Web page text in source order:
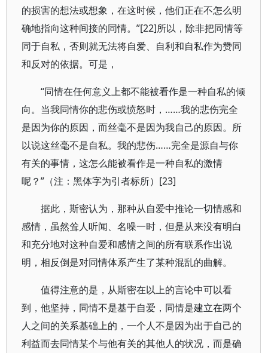
的损害的想法或想象，在这时候，他们正在不怎么明
确地指向这种间接的同情。”[22]所以，除非把同情等
同于自私，否则就无法将自爱、自利和自私作为赞同
和反对的依据。可是，
“同情在任何意义上都不能被看作是一种自私的倾
向。当我同情你的悲伤或愤怒时，……我的悲伤完全
是因为你的原因，而丝毫不是因为我自己的原因。所
以说这丝毫不是自私。我的悲伤……完全是源自与你
有关的事情，这怎么能被看作是一种自私的激情
呢？”（注：黑体字为引者标所）[23]
据此，斯密认为，那种从自爱中推论一切情感和
感情，虽然耸人听闻、名噪一时，但是从来没有明白
和充分地对这种自爱和感情之间的所有联系作出说
明，相反倒是对同情体系产生了某种混乱的曲解。
值得注意的是，从斯密在以上的言论中可以看
到，他坚持，同情不是基于自爱，同情是建立在两个
人之间的关系基础上的，一个人不是因为出于自己的
利益而去同情某个与他有关的其他人的状况，而是确